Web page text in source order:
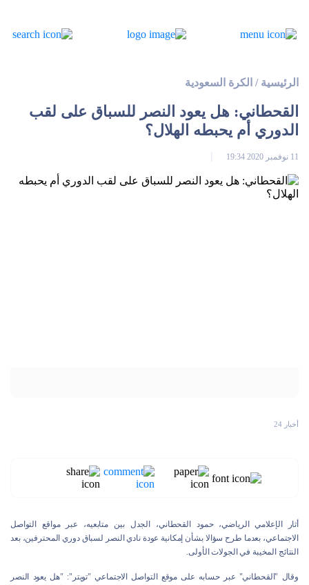
الرئيسية / الكرة السعودية
القحطاني: هل يعود النصر للسباق على لقب
الدوري أم يحبطه الهلال؟
11 نوفمبر 2020 19:34
أخبار 24
أثار الإعلامي الرياضي، حمود القحطاني، الجدل بين متابعيه، عبر مواقع التواصل
الاجتماعي، بعدما طرح سؤالا بشأن إمكانية عودة نادي النصر لسباق دوري المحترفين، بعد
النتائج المخيبة في الجولات الأولى.
وقال "القحطاني" عبر حسابه على موقع التواصل الاجتماعي "تويتر": "هل يعود النصر